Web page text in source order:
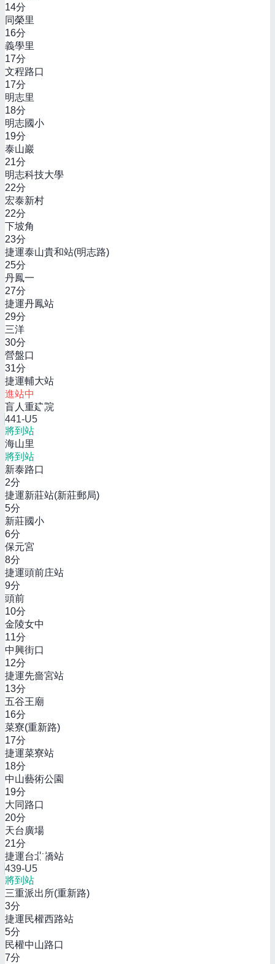
14分
同榮里
16分
義學里
17分
文程路口
17分
明志里
18分
明志國小
19分
泰山巖
21分
明志科技大學
22分
宏泰新村
22分
下坡角
23分
捷運泰山貴和站(明志路)
25分
丹鳳一
27分
捷運丹鳳站
29分
三洋
30分
營盤口
31分
捷運輔大站
進站中
盲人重建院
441-U5
將到站
海山里
將到站
新泰路口
2分
捷運新莊站(新莊郵局)
5分
新莊國小
6分
保元宮
8分
捷運頭前庄站
9分
頭前
10分
金陵女中
11分
中興街口
12分
捷運先嗇宮站
13分
五谷王廟
16分
菜寮(重新路)
17分
捷運菜寮站
18分
中山藝術公園
19分
大同路口
20分
天台廣場
21分
捷運台北橋站
439-U5
將到站
三重派出所(重新路)
3分
捷運民權西路站
5分
民權中山路口
7分